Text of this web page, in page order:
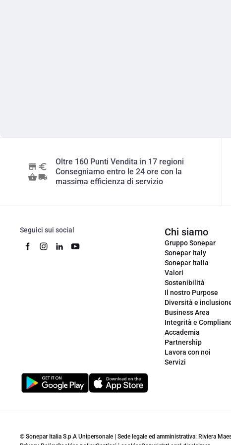
Oltre 160 Punti Vendita in 17 regioni
Consegniamo entro le 24 ore con la
massima efficienza di servizio
Seguici sui social Chi siamo
Gruppo Sonepar
Sonepar Italy
Sonepar Italia
Valori
Sostenibilità
Il nostro Purpose
Diversità e
Business Area
Integrità e
Accademia
Partnership
Lavora con noi
Servizi
© Sonepar Italia S.p.A Unipersonale | Sede legale ed amministrativa: Riviera